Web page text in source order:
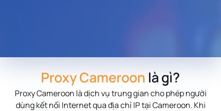
Proxy Cameroon là gì?
Proxy Cameroon là dịch vụ trung gian cho phép người
dùng kết nối Internet qua địa chỉ IP tại Cameroon. Khi